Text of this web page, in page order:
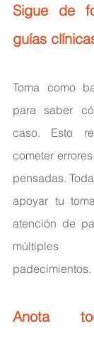
Sigue de
guías
Toma como
para saber
caso. Esto
cometer
pensadas.
apoyar tu
atención de
múltiples
padecimientos.
Anota